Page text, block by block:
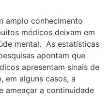
amplo conhecimento
médicos deixam em
mental. As estatísticas
apontam que
apresentam sinais de
em alguns casos, a
ameaçar a continuidade